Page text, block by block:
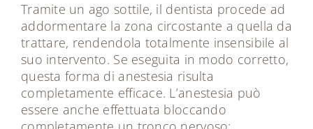
Tramite un ago sottile, il dentista procede ad
addormentare la zona circostante a quella da
trattare, rendendola totalmente insensibile al
suo intervento. Se eseguita in modo corretto,
questa forma di anestesia risulta
completamente efficace. L’anestesia può
essere anche effettuata bloccando